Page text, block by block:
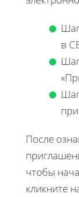
в
После
чтобы
кликните